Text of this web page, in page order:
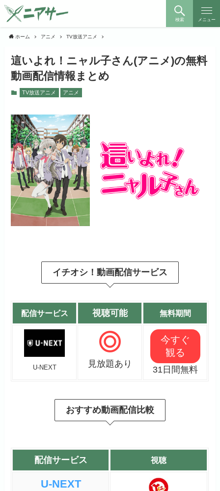
検索 メニュー
ホーム アニメ TV放送アニメ
這いよれ！ニャル子さん(アニメ)の無料
動画配信情報まとめ
TV放送アニメ アニメ
イチオシ！動画配信サービス
配信サービス 視聴可能 無料期間
U-NEXT 見放題あり
今すぐ
観る
31日間無料
おすすめ動画配信比較
配信サービス 視聴
U-NEXT